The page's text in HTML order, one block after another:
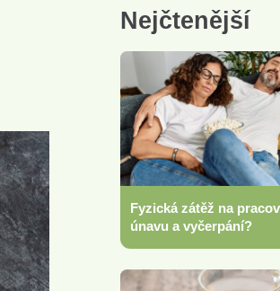
Nejčtenější
Fyzická zátěž na
únavu a vyčerpání?